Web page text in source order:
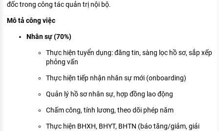
Xu hướng việc làm
XÂY DỰNG VÀ PHÁT TRIỂN ĐỘI NGŨ
TUYỂN DỤNG VIỆC LÀM
đốc trong công tác quản trị nội bộ.
Mô tả công việc
Nhân sự (70%)
Thực hiện tuyển dụng: đăng tin, sàng lọc hồ sơ, sắp xếp
phỏng vấn
Thực hiện tiếp nhận nhân sự mới (onboarding)
Quản lý hồ sơ nhân sự, hợp đồng lao động
Chấm công, tính lương, theo dõi phép năm
Thực hiện BHXH, BHYT, BHTN (báo tăng/giảm, giải